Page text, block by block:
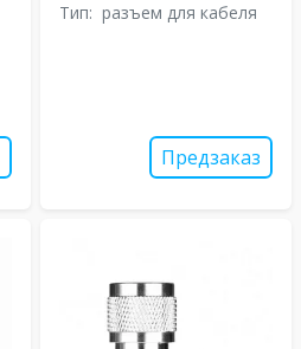
Тип: разъем для кабеля
Предзаказ